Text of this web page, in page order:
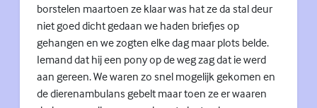
borstelen maartoen ze klaar was hat ze da stal deur
niet goed dicht gedaan we haden briefjes op
gehangen en we zogten elke dag maar plots belde.
Iemand dat hij een pony op de weg zag dat ie werd
aan gereen. We waren zo snel mogelijk gekomen en
de dierenambulans gebelt maar toen ze er waaren